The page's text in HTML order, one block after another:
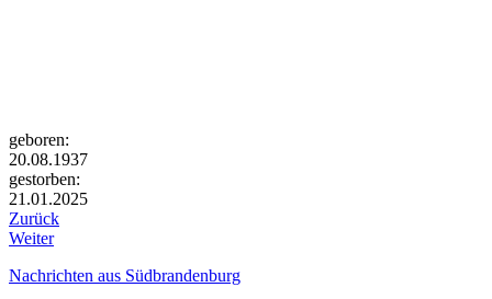
geboren:
20.08.1937
gestorben:
21.01.2025
Zurück
Weiter
Nachrichten aus Südbrandenburg